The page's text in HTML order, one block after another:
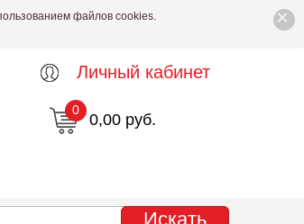
×
файлов cookies.
Личный кабинет
0,00 руб.
0